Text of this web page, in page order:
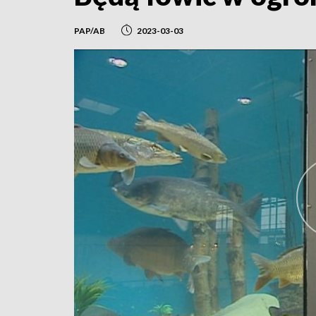
PAP/AB 2023-03-03